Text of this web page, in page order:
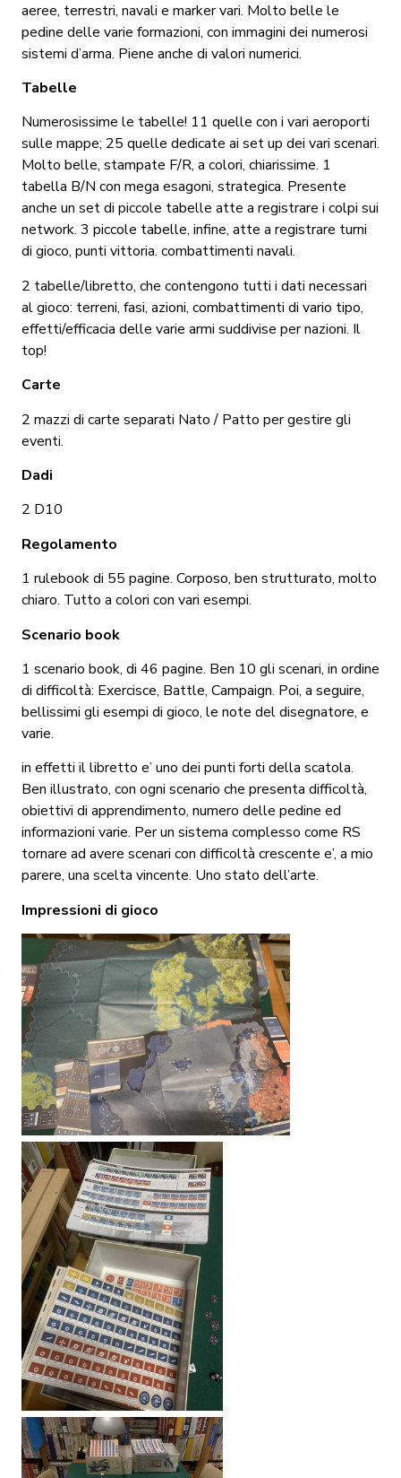
aeree, terrestri, navali e marker vari. Molto belle le
pedine delle varie formazioni, con immagini dei numerosi
sistemi d’arma. Piene anche di valori numerici.
Tabelle
Numerosissime le tabelle! 11 quelle con i vari aeroporti
sulle mappe; 25 quelle dedicate ai set up dei vari scenari.
Molto belle, stampate F/R, a colori, chiarissime. 1
tabella B/N con mega esagoni, strategica. Presente
anche un set di piccole tabelle atte a registrare i colpi sui
network. 3 piccole tabelle, infine, atte a registrare turni
di gioco, punti vittoria. combattimenti navali.
2 tabelle/libretto, che contengono tutti i dati necessari
al gioco: terreni, fasi, azioni, combattimenti di vario tipo,
effetti/efficacia delle varie armi suddivise per nazioni. Il
top!
Carte
2 mazzi di carte separati Nato / Patto per gestire gli
eventi.
Dadi
2 D10
Regolamento
1 rulebook di 55 pagine. Corposo, ben strutturato, molto
chiaro. Tutto a colori con vari esempi.
Scenario book
1 scenario book, di 46 pagine. Ben 10 gli scenari, in ordine
di difficoltà: Exercisce, Battle, Campaign. Poi, a seguire,
bellissimi gli esempi di gioco, le note del disegnatore, e
varie.
in effetti il libretto e’ uno dei punti forti della scatola.
Ben illustrato, con ogni scenario che presenta difficoltà,
obiettivi di apprendimento, numero delle pedine ed
informazioni varie. Per un sistema complesso come RS
tornare ad avere scenari con difficoltà crescente e’, a mio
parere, una scelta vincente. Uno stato dell’arte.
Impressioni di gioco